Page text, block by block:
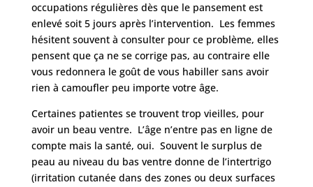
occupations régulières dès que le pansement est
enlevé soit 5 jours après l’intervention. Les femmes
hésitent souvent à consulter pour ce problème, elles
pensent que ça ne se corrige pas, au contraire elle
vous redonnera le goût de vous habiller sans avoir
rien à camoufler peu importe votre âge.
Certaines patientes se trouvent trop vieilles, pour
avoir un beau ventre. L’âge n’entre pas en ligne de
compte mais la santé, oui. Souvent le surplus de
peau au niveau du bas ventre donne de l’intertrigo
(irritation cutanée dans des zones ou deux surfaces